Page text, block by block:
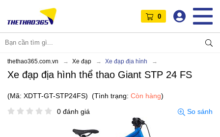
0
thethao365.com.vn Xe đạp Xe đạp địa hình
Xe đạp địa hình thể thao Giant STP 24 FS
(Mã: XDTT-GT-STP24FS) (Tình trạng: Còn hàng)
0 đánh giá
So sánh